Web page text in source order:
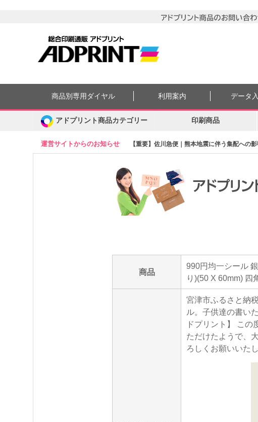
運営サイトからのお知らせ 【重要】佐川急便｜熊本地震に伴う集配への
商品別専用ダイヤル 利用案内 データ
アドプリント商品カテゴリー 印刷商品
商品
990円均一シール
り)(50 X 60mm) 四
宮津市ふるさと納
ル。子供達の書い
ドプリント】 こ
ただけたようで、
ろしくお願いいたし